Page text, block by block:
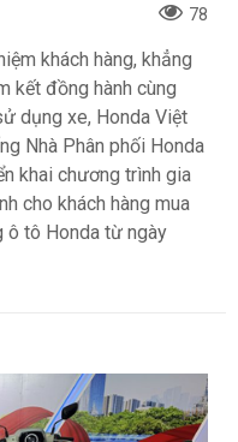
78
khách hàng, khẳng
kết đồng hành cùng
dụng xe, Honda Việt
Nhà Phân phối Honda
khai chương trình gia
cho khách hàng mua
ô tô Honda từ ngày